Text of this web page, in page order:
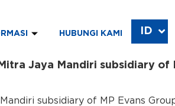
HUBUNGI KAMI ID
EN
Jaya Mandiri subsidiary of
subsidiary of MP Evans